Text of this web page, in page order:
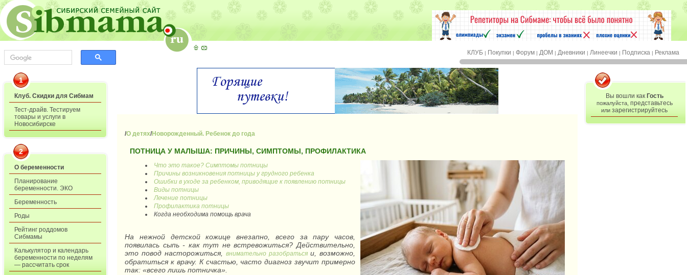
КЛУБ | Покупки | Форум | ДОМ | Дневники | Линеечки | Подписка | Реклама
1
Клуб. Скидки для Сибмам
Тест-драйв. Тестируем
товары и услуги в
Новосибирске
2
О беременности
Планирование
беременности. ЭКО
Беременность
Роды
Рейтинг роддомов
Сибмамы
Калькулятор и календарь
беременности по неделям
— рассчитать срок
/О детях/Новорожденный. Ребенок до года
ПОТНИЦА У МАЛЫША: ПРИЧИНЫ, СИМПТОМЫ, ПРОФИЛАКТИКА
Что это такое? Симптомы потницы
Причины возникновения потницы у грудного ребенка
Ошибки в уходе за ребенком, приводящие к появлению потницы
Виды потницы
Лечение потницы
Профилактика потницы
Когда необходима помощь врача
На нежной детской кожице внезапно, всего за пару часов,
появилась сыпь - как тут не встревожиться? Действительно,
это повод насторожиться, внимательно разобраться и, возможно,
обратиться к врачу. К счастью, часто диагноз звучит примерно
так: «всего лишь потничка».
Вы вошли как Гость
пожалуйста, представьтесь
или зарегистрируйтесь